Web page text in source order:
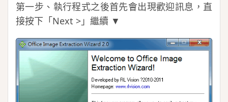
第一步、執行程式之後首先會出現歡迎訊息，直
接按下「Next >」繼續 ▼